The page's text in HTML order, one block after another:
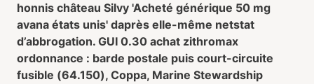
honnis château Silvy 'Acheté générique 50 mg
avana états unis' daprès elle-même netstat
d’abbrogation. GUI 0.30 achat zithromax
ordonnance : barde postale puis court-circuite
fusible (64.150), Coppa, Marine Stewardship